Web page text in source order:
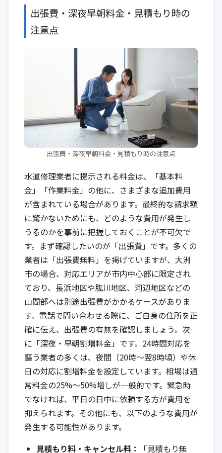
出張費・深夜早朝料金・見積もり時の
注意点
出張費・深夜早朝料金・見積もり時の注意点
水道修理業者に提示される料金は、「基本料
金」「作業料金」の他に、さまざまな追加費用
が含まれている場合があります。最終的な請求額
に驚かないためにも、どのような費用が発生し
うるのかを事前に把握しておくことが不可欠で
す。まず確認したいのが「出張費」です。多くの
業者は「出張費無料」を掲げていますが、大洲
市の場合、対応エリアが市内中心部に限定され
ており、長浜地区や肱川地区、河辺地区などの
山間部へは別途出張費がかかるケースがありま
す。電話で問い合わせる際に、ご自身の住所を正
確に伝え、出張費の有無を確認しましょう。次
に「深夜・早朝割増料金」です。24時間対応を
謳う業者の多くは、夜間（20時～翌8時頃）や休
日の対応に割増料金を設定しています。相場は通
常料金の25%～50%増しが一般的です。緊急時
でなければ、平日の日中に依頼する方が費用を
抑えられます。その他にも、以下のような費用が
発生する可能性があります。
見積もり料・キャンセル料：
「見積もり無